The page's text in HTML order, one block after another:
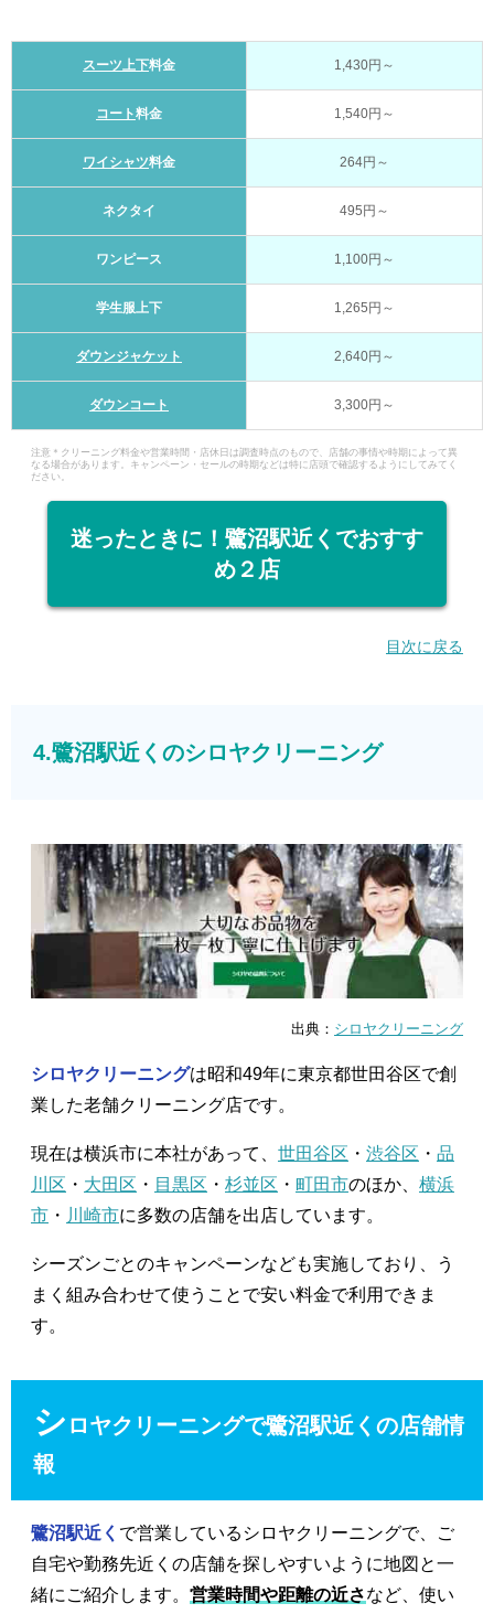
スーツ上下料金 1,430円～
コート料金 1,540円～
ワイシャツ料金 264円～
ネクタイ 495円～
ワンピース 1,100円～
学生服上下 1,265円～
ダウンジャケット 2,640円～
ダウンコート 3,300円～
注意＊クリーニング料金や営業時間・店休日は調査時点のもので、店舗の事情や時期によって異
なる場合があります。キャンペーン・セールの時期などは特に店頭で確認するようにしてみてく
ださい。
迷ったときに！鷺沼駅近くでおすす
め２店
目次に戻る
4.鷺沼駅近くのシロヤクリーニング
出典： シロヤクリーニング
シロヤクリーニングは昭和49年に東京都世田谷区で創
業した老舗クリーニング店です。
現在は横浜市に本社があって、 世田谷区 ・ 渋谷区 ・ 品
川区 ・ 大田区 ・ 目黒区 ・ 杉並区 ・ 町田市のほか、 横浜
市 ・ 川崎市に多数の店舗を出店しています。
シーズンごとのキャンペーンなども実施しており、う
まく組み合わせて使うことで安い料金で利用できま
す。
シ ロヤクリーニングで鷺沼駅近くの店舗情
報
鷺沼駅近く で営業しているシロヤクリーニングで、ご
自宅や勤務先近くの店舗を探しやすいように地図と一
緒にご紹介します。 営業時間や距離の近さなど、使い